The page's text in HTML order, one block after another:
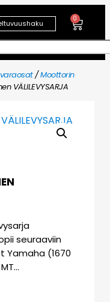
0
/Moottorin
VÄLILEVYSARJA
seuraaviin
Yamaha (1670